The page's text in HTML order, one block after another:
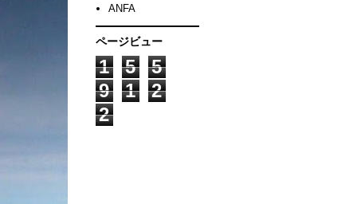
ANFA
ページビュー
1 5
5
9
1
2
2